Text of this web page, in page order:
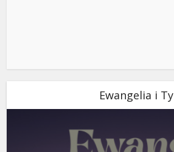
Ewangelia i Ty